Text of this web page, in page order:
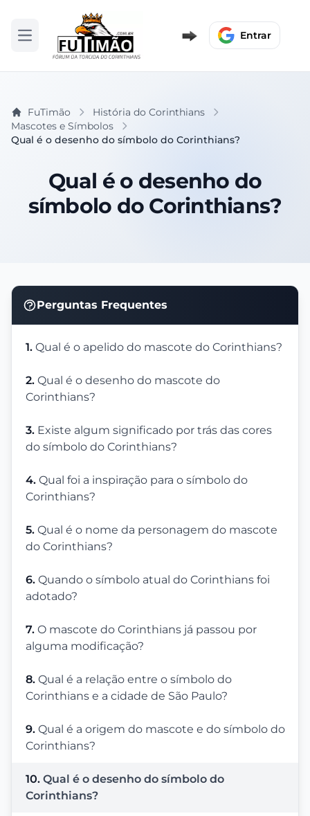
Abrir menu Entrar
FuTimão
História do Corinthians
Mascotes e Símbolos
Qual é o desenho do símbolo do Corinthians?
Qual é o desenho do
símbolo do Corinthians?
Perguntas Frequentes
1. Qual é o apelido do mascote do Corinthians?
2. Qual é o desenho do mascote do
Corinthians?
3. Existe algum significado por trás das cores
do símbolo do Corinthians?
4. Qual foi a inspiração para o símbolo do
Corinthians?
5. Qual é o nome da personagem do mascote
do Corinthians?
6. Quando o símbolo atual do Corinthians foi
adotado?
7. O mascote do Corinthians já passou por
alguma modificação?
8. Qual é a relação entre o símbolo do
Corinthians e a cidade de São Paulo?
9. Qual é a origem do mascote e do símbolo do
Corinthians?
10. Qual é o desenho do símbolo do
Corinthians?